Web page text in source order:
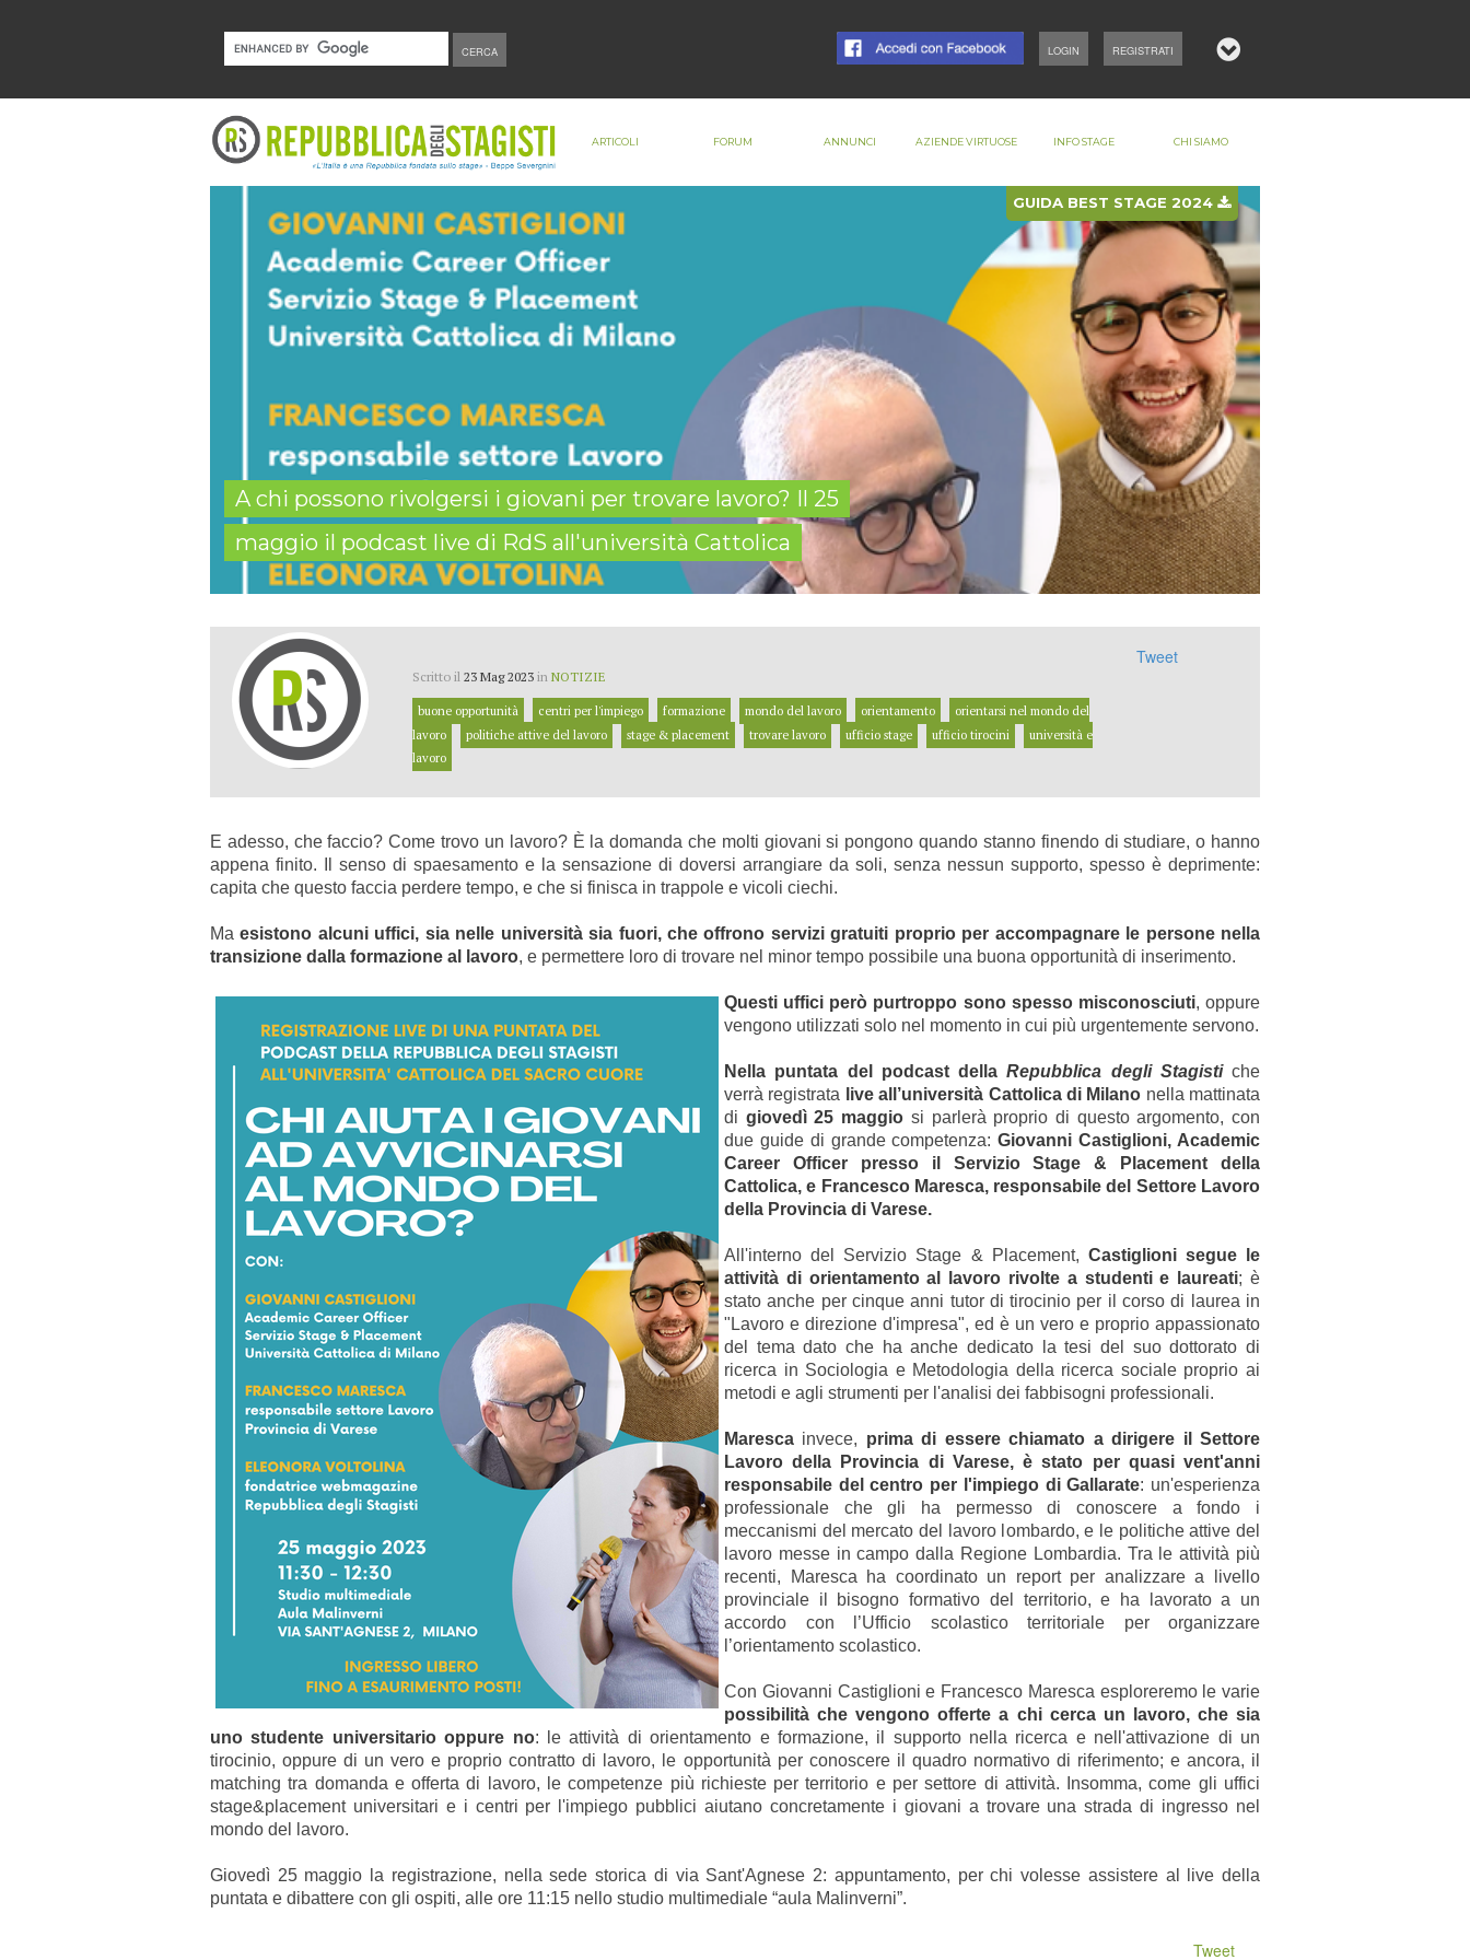
REGISTRATI
LOGIN
GUIDA BEST STAGE 2024
ARTICOLI FORUM ANNUNCI AZIENDE VIRTUOSE INFO STAGE CHI SIAMO
A chi possono rivolgersi i giovani per trovare lavoro? Il 25
maggio il podcast live di RdS all'università Cattolica
Scritto il 23 Mag 2023 in NOTIZIE
buone opportunità centri per l'impiego formazione mondo del lavoro orientamento
orientarsi nel mondo del
lavoro
politiche attive del lavoro stage & placement trovare lavoro ufficio stage ufficio tirocini
università e
lavoro
Tweet
E adesso, che faccio? Come trovo un lavoro? È la domanda che molti giovani si pongono quando stanno finendo di studiare, o hanno
appena finito. Il senso di spaesamento e la sensazione di doversi arrangiare da soli, senza nessun supporto, spesso è deprimente:
capita che questo faccia perdere tempo, e che si finisca in trappole e vicoli ciechi.
Maesistono alcuni uffici, sia nelle università sia fuori, che offrono servizi gratuiti proprio per accompagnare le persone nella
transizione dalla formazione al lavoro, e permettere loro di trovare nel minor tempo possibile una buona opportunità di inserimento.
Questi uffici però purtroppo sono spesso misconosciuti, oppure
vengono utilizzati solo nel momento in cui più urgentemente servono.
Nella puntata del podcast dellaRepubblica degli Stagisti che
verrà registrata live all’università Cattolica di Milano nella mattinata
di giovedì 25 maggio si parlerà proprio di questo argomento, con
due guide di grande competenza: Giovanni Castiglioni, Academic
Career Officer presso il Servizio Stage & Placement della
Cattolica, e Francesco Maresca, responsabile del Settore Lavoro
della Provincia di Varese.
All'interno del Servizio Stage & Placement, Castiglioni segue le
attività di orientamento al lavoro rivolte a studenti e laureati; è
stato anche per cinque anni tutor di tirocinio per il corso di laurea in
"Lavoro e direzione d'impresa", ed è un vero e proprio appassionato
del tema dato che ha anche dedicato la tesi del suo dottorato di
ricerca in Sociologia e Metodologia della ricerca sociale proprio ai
metodi e agli strumenti per l'analisi dei fabbisogni professionali.
Maresca invece, prima di essere chiamato a dirigere il Settore
Lavoro della Provincia di Varese, è stato per quasi vent'anni
responsabile del centro per l'impiego di Gallarate: un'esperienza
professionale che gli ha permesso di conoscere a fondo i
meccanismi del mercato del lavoro lombardo, e le politiche attive del
lavoro messe in campo dalla Regione Lombardia. Tra le attività più
recenti, Maresca ha coordinato un report per analizzarea livello
provinciale il bisogno formativo del territorio, e ha lavorato a un
accordo con l’Ufficio scolastico territoriale per organizzare
l’orientamento scolastico.
Con Giovanni Castiglioni e Francesco Maresca esploreremo le varie
possibilità che vengono offerte a chi cerca un lavoro, che sia
uno studente universitario oppure no: le attività di orientamento e formazione, il supporto nella ricerca e nell'attivazione di un
tirocinio, oppure di un vero e proprio contratto di lavoro, le opportunità per conoscere il quadro normativo di riferimento; e ancora, il
matching tra domanda e offerta di lavoro, le competenze più richieste per territorio e per settore di attività. Insomma, come gli uffici
stage&placement universitari e i centri per l'impiego pubblici aiutano concretamente i giovani a trovare una strada di ingresso nel
mondo del lavoro.
Giovedì 25 maggio la registrazione, nella sede storica di via Sant'Agnese 2: appuntamento, per chi volesse assistere al live della
puntata e dibattere con gli ospiti, alle ore 11:15 nello studio multimediale “aula Malinverni”.
Tweet